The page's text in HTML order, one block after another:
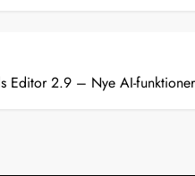
Editor 2.9 – Nye AI-